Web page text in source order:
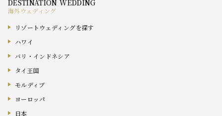
海外ウェディング
リゾートウェディングを探す
ハワイ
バリ・インドネシア
タイ王国
モルディブ
ヨーロッパ
日本